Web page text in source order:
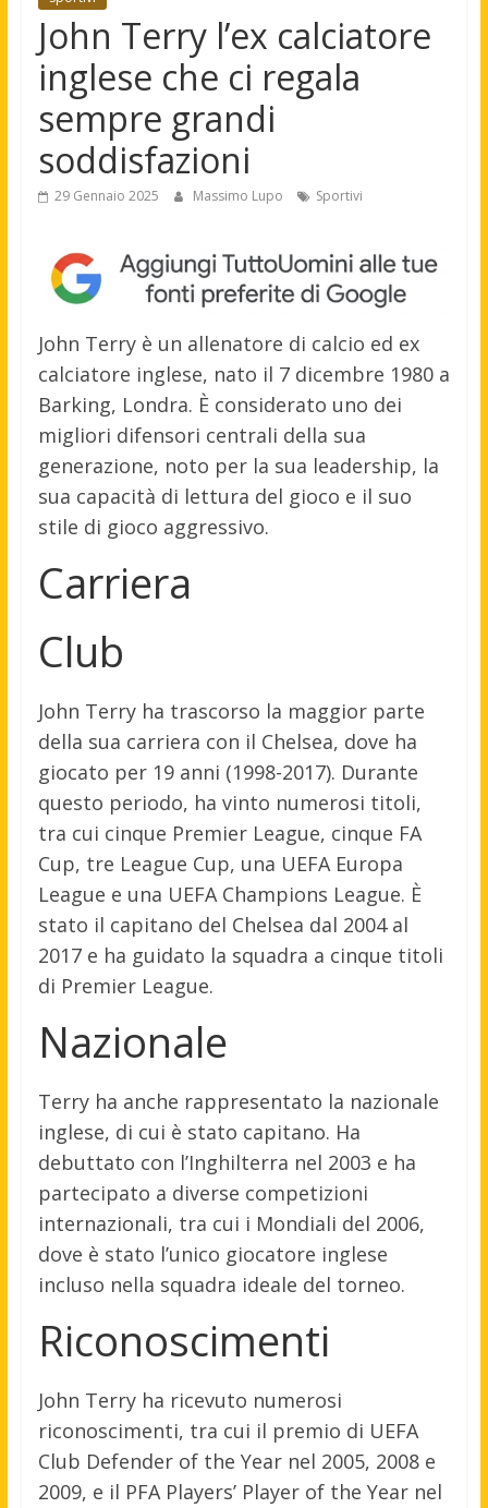
John Terry l’ex calciatore
inglese che ci regala
sempre grandi
soddisfazioni
29 Gennaio 2025 Massimo Lupo Sportivi
John Terry è un allenatore di calcio ed ex
calciatore inglese, nato il 7 dicembre 1980 a
Barking, Londra. È considerato uno dei
migliori difensori centrali della sua
generazione, noto per la sua leadership, la
sua capacità di lettura del gioco e il suo
stile di gioco aggressivo.
Carriera
Club
John Terry ha trascorso la maggior parte
della sua carriera con il Chelsea, dove ha
giocato per 19 anni (1998-2017). Durante
questo periodo, ha vinto numerosi titoli,
tra cui cinque Premier League, cinque FA
Cup, tre League Cup, una UEFA Europa
League e una UEFA Champions League. È
stato il capitano del Chelsea dal 2004 al
2017 e ha guidato la squadra a cinque titoli
di Premier League.
Nazionale
Terry ha anche rappresentato la nazionale
inglese, di cui è stato capitano. Ha
debuttato con l’Inghilterra nel 2003 e ha
partecipato a diverse competizioni
internazionali, tra cui i Mondiali del 2006,
dove è stato l’unico giocatore inglese
incluso nella squadra ideale del torneo.
Riconoscimenti
John Terry ha ricevuto numerosi
riconoscimenti, tra cui il premio di UEFA
Club Defender of the Year nel 2005, 2008 e
2009, e il PFA Players’ Player of the Year nel